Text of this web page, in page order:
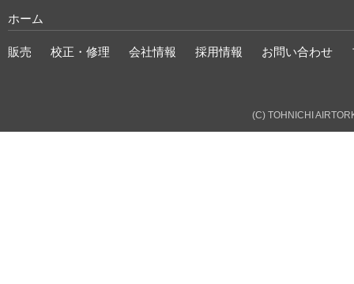
ホーム
販売 校正・修理 会社情報 採用情報 お問い合わせ
(C) TOHNICHI